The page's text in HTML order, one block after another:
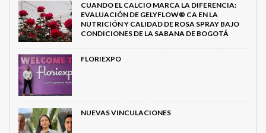
CUANDO EL CALCIO MARCA LA DIFERENCIA:
EVALUACIÓN DE GELYFLOW® CA EN LA
NUTRICIÓN Y CALIDAD DE ROSA SPRAY BAJO
CONDICIONES DE LA SABANA DE BOGOTÁ
FLORIEXPO
NUEVAS VINCULACIONES